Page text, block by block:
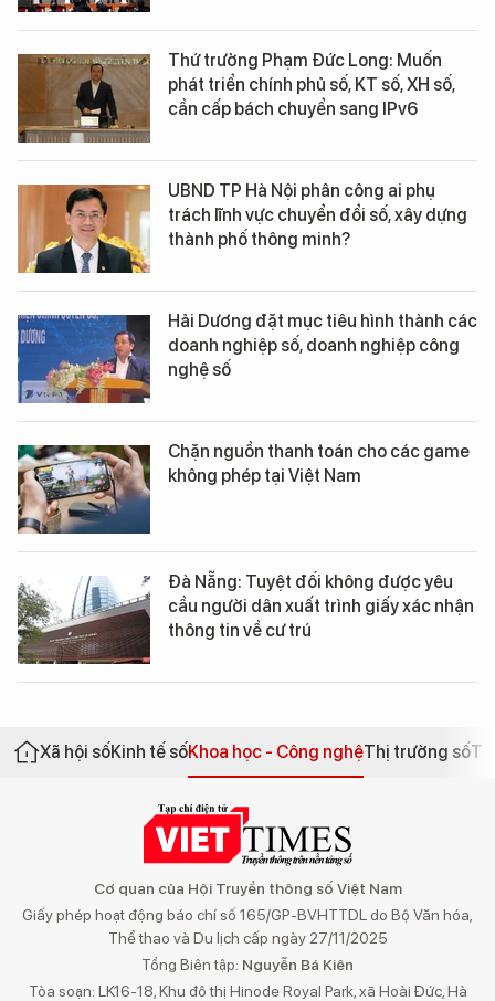
Thứ trưởng Phạm Đức Long: Muốn
phát triển chính phủ số, KT số, XH số,
cần cấp bách chuyển sang IPv6
UBND TP Hà Nội phân công ai phụ
trách lĩnh vực chuyển đổi số, xây dựng
thành phố thông minh?
Hải Dương đặt mục tiêu hình thành các
doanh nghiệp số, doanh nghiệp công
nghệ số
Chặn nguồn thanh toán cho các game
không phép tại Việt Nam
Đà Nẵng: Tuyệt đối không được yêu
cầu người dân xuất trình giấy xác nhận
thông tin về cư trú
Xã hội sốKinh tế sốKhoa học - Công nghệThị trường số
Cơ quan của Hội Truyền thông số Việt Nam
Giấy phép hoạt động báo chí số 165/GP-BVHTTDL do Bộ Văn hóa,
Thể thao và Du lịch cấp ngày 27/11/2025
Tổng Biên tập: Nguyễn Bá Kiên
Tòa soạn: LK16-18, Khu đô thị Hinode Royal Park, xã Hoài Đức, Hà